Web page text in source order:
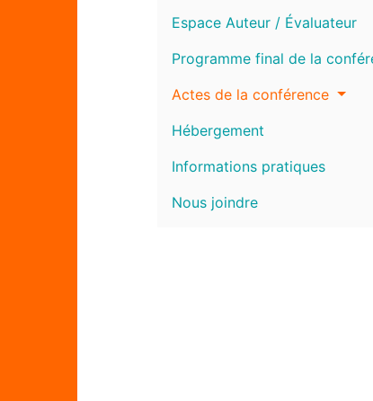
Espace Auteur / Évaluateur
Programme final de la
Actes de la conférence
Hébergement
Informations pratiques
Nous joindre